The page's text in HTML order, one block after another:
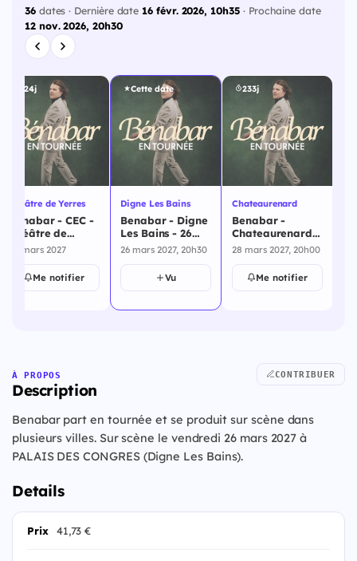
36dates · Dernière date 16 févr. 2026, 10h35· Prochaine date
12 nov. 2026, 20h30
224j
Théâtre de Yerres
Bénabar - CEC -
Théâtre de
Yerres - 20 mars
20 mars 2027
Me notifier
Cette date
Digne Les Bains
Benabar - Digne
Les Bains - 26
mars 2027
26 mars 2027, 20h30
Vu
233j
Chateaurenard
Benabar -
Chateaurenard -
28 mars 2027
28 mars 2027, 20h00
Me notifier
À PROPOS
Description
CONTRIBUER
Benabar part en tournée et se produit sur scène dans
plusieurs villes. Sur scène le vendredi 26 mars 2027 à
PALAIS DES CONGRES (Digne Les Bains).
Details
Prix 41,73 €